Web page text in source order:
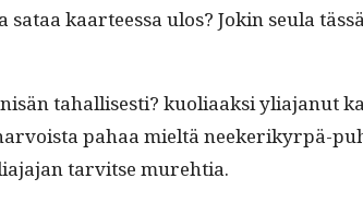
kaar­teessa ulos? Jokin seu­la
tahal­lis­es­ti? kuo­li­aak­si yli­a­janut
pahaa mieltä neek­erikyr­pä-
tarvitse murehtia.